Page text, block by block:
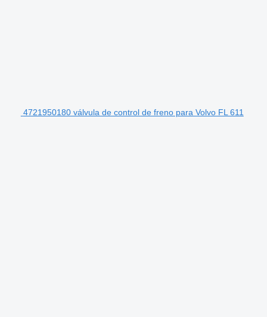
4721950180 válvula de control de freno para Volvo FL 611